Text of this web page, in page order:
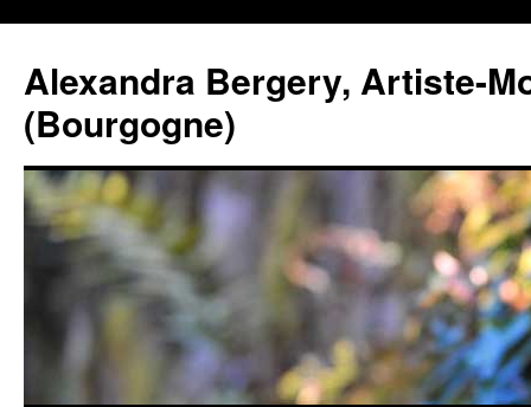
Alexandra Bergery, Artiste-
(Bourgogne)